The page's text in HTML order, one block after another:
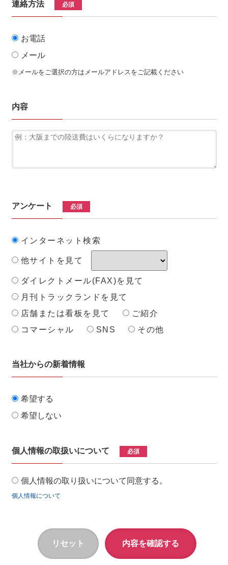
連絡方法 必須
お電話
メール
※メールをご選択の方はメールアドレスをご記載ください
内容
アンケート 必須
インターネット検索
他サイトを見て
ダイレクトメール(FAX)を見て
月刊トラックランドを見て
店舗または看板を見て
ご紹介
コマーシャル
SNS その他
当社からの新着情報
希望する
希望しない
個人情報の取扱いについて 必須
個人情報の取り扱いについて同意する。
個人情報について